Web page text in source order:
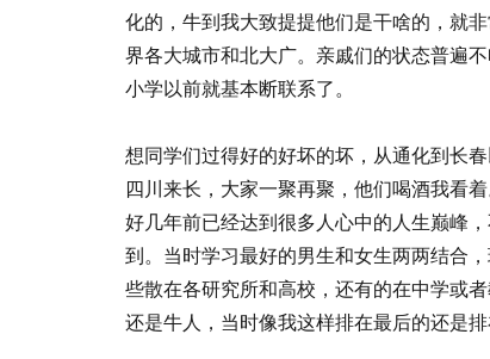
化的，牛到我大致提提他们是干啥的，就
界各大城市和北大广。亲戚们的状态普遍
小学以前就基本断联系了。
想同学们过得好的好坏的坏，从通化到长
四川来长，大家一聚再聚，他们喝酒我看
好几年前已经达到很多人心中的人生巅峰
到。当时学习最好的男生和女生两两结合
些散在各研究所和高校，还有的在中学或
还是牛人，当时像我这样排在最后的还是排